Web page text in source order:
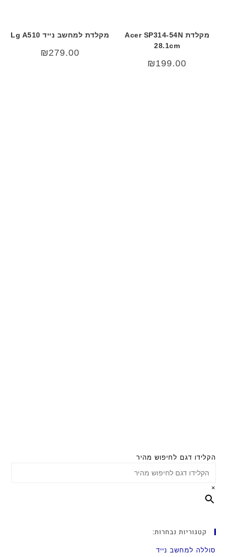
מקלדת Acer SP314-54N
28.1cm
₪199.00
מקלדת למחשב נייד Lg A510
₪279.00
הקלידו דגם לחיפוש מהיר
×
קטגוריות נבחרות:
סוללה למחשב נייד